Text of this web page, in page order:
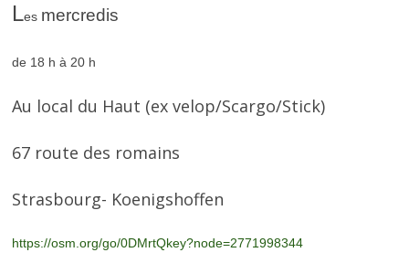
Les mercredis
de 18 h à 20 h
Au local du Haut (ex velop/Scargo/Stick)
67 route des romains
Strasbourg- Koenigshoffen
https://osm.org/go/0DMrtQkey?node=2771998344